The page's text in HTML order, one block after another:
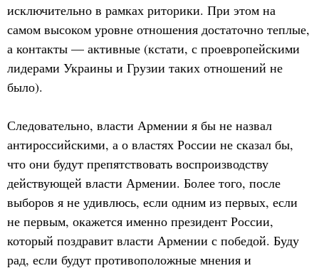
исключительно в рамках риторики. При этом на
самом высоком уровне отношения достаточно теплые,
а контакты — активные (кстати, с проевропейскими
лидерами Украины и Грузии таких отношений не
было).
Следовательно, власти Армении я бы не назвал
антироссийскими, а о властях России не сказал бы,
что они будут препятствовать воспроизводству
действующей власти Армении. Более того, после
выборов я не удивлюсь, если одним из первых, если
не первым, окажется именно президент России,
который поздравит власти Армении с победой. Буду
рад, если будут противоположные мнения и